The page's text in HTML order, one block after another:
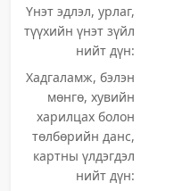
Үнэт эдлэл, урлаг,
түүхийн үнэт зүйл
нийт дүн:
Хадгаламж, бэлэн
мөнгө, хувийн
харилцах болон
төлбөрийн данс,
картны үлдэгдэл
нийт дүн: